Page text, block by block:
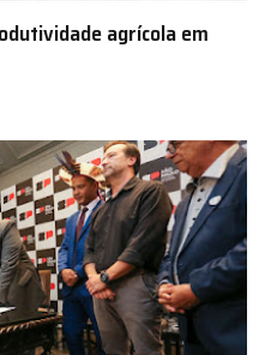
agrícola em